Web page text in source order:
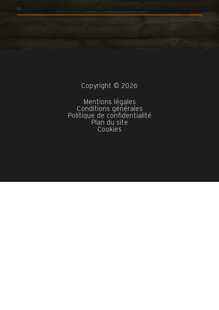
Copyright © 2026
Mentions légales
Conditions générales
Politique de confidentialité
Plan du site
Cookies